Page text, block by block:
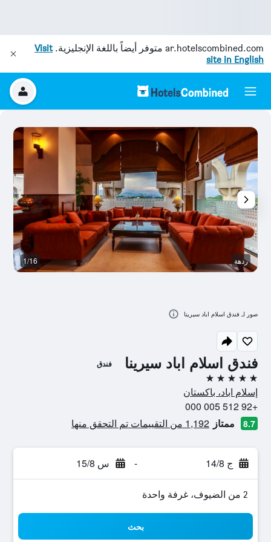
ar.hotelscombined.com متوفر أيضاً باللغة الإنجليزية.Visit
site in English
فندق اسلام اباد سيرينا فندق
5 نجوم
إسلام اباد، باكستان
+92 512 005 000
8.7 ممتاز 1,192 من التقييمات تم التحقق منها
ج 14/8 - س 15/8
2 من الضيوف، غرفة واحدة
بحث
ردهة 1/16
صور لـ فندق اسلام اباد سيرينا